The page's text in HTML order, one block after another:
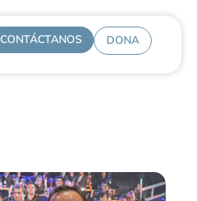
CONTÁCTANOS DONA